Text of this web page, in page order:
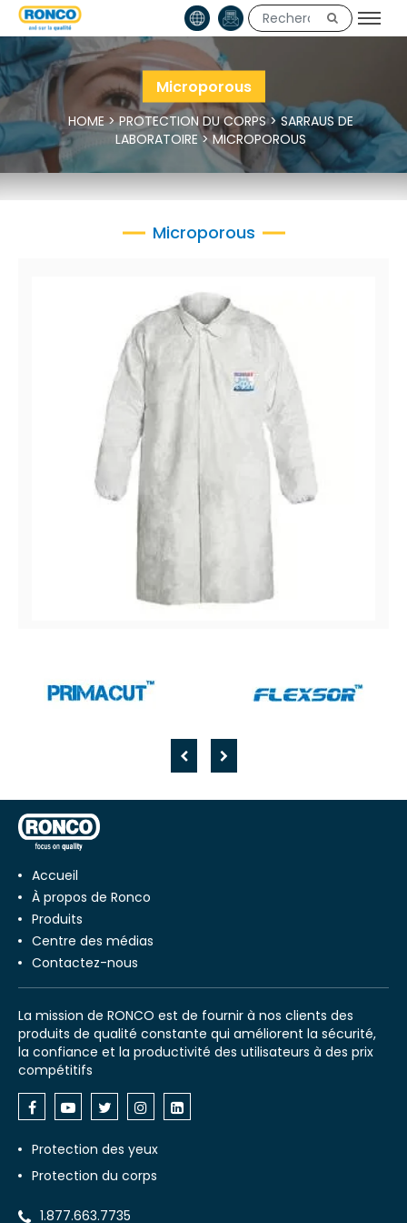
Microporous
HOME>PROTECTION DU CORPS>SARRAUS DE
LABORATOIRE>MICROPOROUS
Microporous
CoverMe™ XP 1000
Sarrau microporeux XP1000 avec col
Accueil
À propos de Ronco
Produits
Centre des médias
Contactez-nous
La mission de RONCO est de fournir à nos clients des
produits de qualité constante qui améliorent la sécurité,
la confiance et la productivité des utilisateurs à des prix
compétitifs
Protection des yeux
Protection du corps
1.877.663.7735